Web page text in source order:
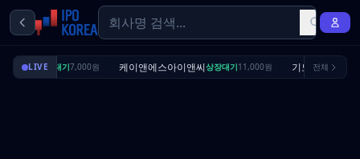
LIVE
리셔스상장대기7,000원 케이앤에스아이앤씨상장대기11,000원 기도산업 수요예
전체